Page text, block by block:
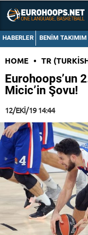
HABERLER BENIM TAKIMIM
HOME • TR
Eurohoops’un
Micic’in Şovu!
12/EKI/19 14:44